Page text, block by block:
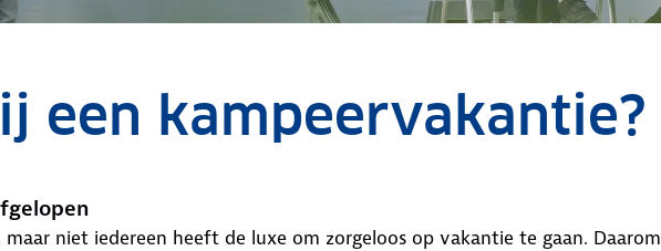
een kampeervakantie?
niet iedereen heeft de luxe om zorgeloos op vakantie te gaan. Daarom